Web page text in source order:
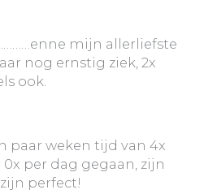
mijn allerliefste
nog ernstig ziek, 2x
ook.
paar weken tijd van 4x
per dag gegaan, zijn
perfect!